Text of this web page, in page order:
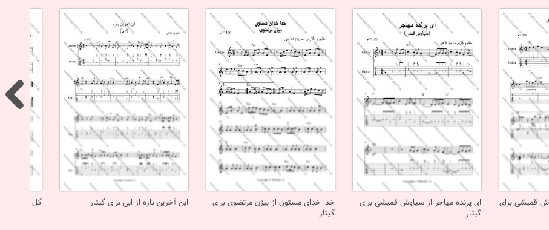
قمیشی برای
ای پرنده مهاجر از سیاوش قمیشی برای
گیتار
خدا خدای مستون از بیژن مرتضوی برای
گیتار
این آخرین باره از ابی برای گیتار گل بی